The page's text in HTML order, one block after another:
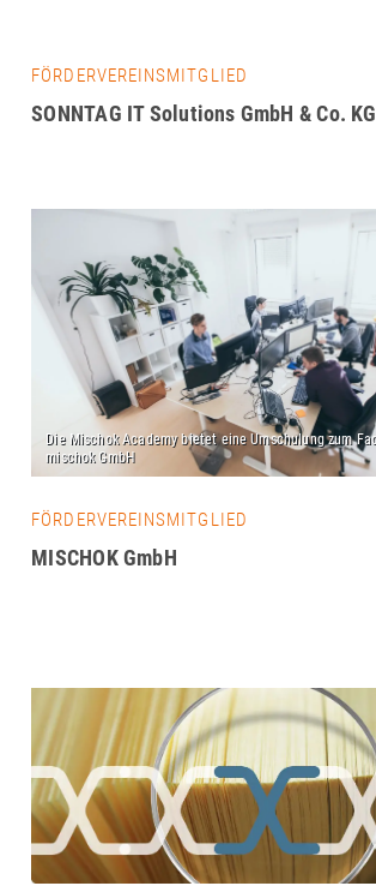
FÖRDERVEREINSMITGLIED
SONNTAG IT Solutions GmbH & Co. KG
FÖRDERVEREINSMITGLIED
MISCHOK GmbH